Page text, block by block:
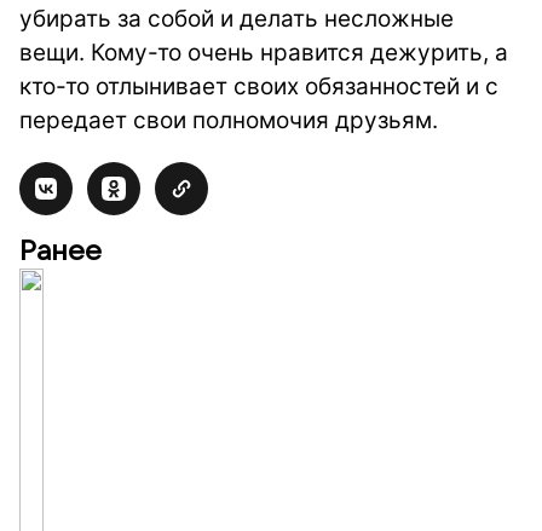
убирать за собой и делать несложные
вещи. Кому-то очень нравится дежурить, а
кто-то отлынивает своих обязанностей и с
передает свои полномочия друзьям.
Ранее